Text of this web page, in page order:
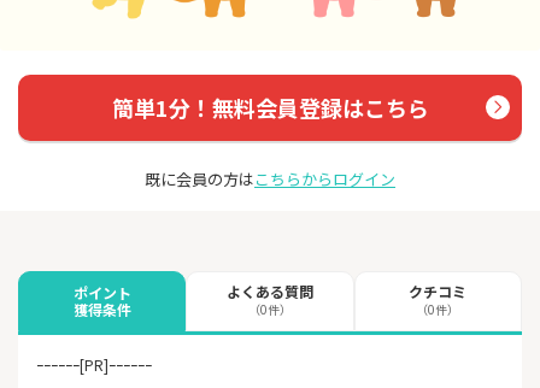
簡単1分！無料会員登録はこちら
既に会員の方はこちらからログイン
ポイント
獲得条件
よくある質問
（0件）
クチコミ
（0件）
ｰｰｰｰｰｰ[PR]ｰｰｰｰｰｰ